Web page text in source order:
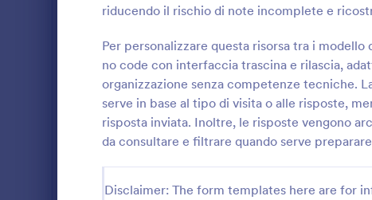
riducendo il rischio di note incomplete e
Per personalizzare questa risorsa tra i
no code con interfaccia trascina e rilascia,
organizzazione senza competenze tecniche.
serve in base al tipo di visita o alle risposte,
risposta inviata. Inoltre, le risposte vengono
da consultare e filtrare quando serve
Disclaimer: The form templates here are for
Raccogli
Lavoro
per migliorare
e qualità del
collection e a
Go to
Template
Moduli per Estetiste 18
Moduli per Event Planner 26
Moduli per Agricoltori 7
Moduli per Vigili del Fuoco 6